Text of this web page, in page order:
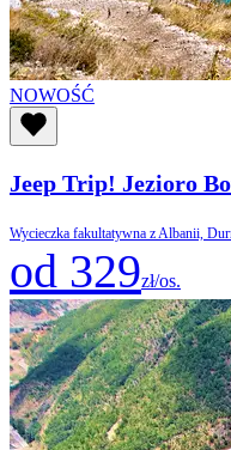
NOWOŚĆ
Jeep Trip! Jezioro
Wycieczka fakultatywna z Albanii,
od 329zł/os.